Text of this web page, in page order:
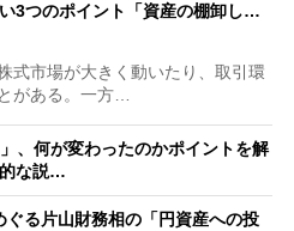
3つのポイント「資産の棚卸し…
式市場が大きく動いたり、取引環
がある。一方…
、何が変わったのかポイントを解
な説…
ぐる片山財務相の「円資産への投